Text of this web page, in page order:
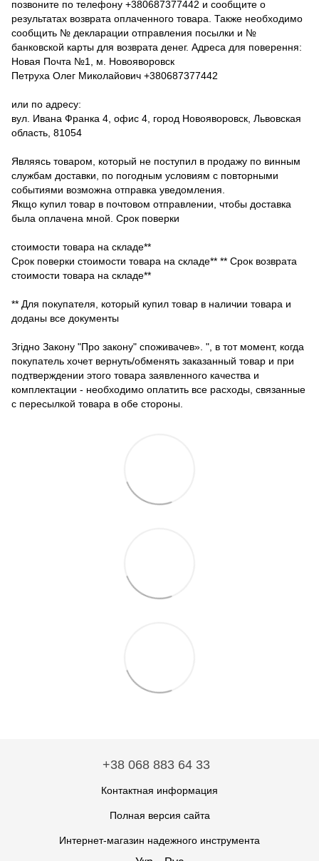
позвоните по телефону +380687377442 и сообщите о
результатах возврата оплаченного товара. Также необходимо
сообщить № декларации отправления посылки и №
банковской карты для возврата денег. Адреса для поверення:
Новая Почта №1, м. Новояворовск
Петруха Олег Миколайович +380687377442
или по адресу:
вул. Ивана Франка 4, офис 4, город Новояворовск, Львовская
область, 81054
Являясь товаром, который не поступил в продажу по винным
службам доставки, по погодным условиям с повторными
событиями возможна отправка уведомления.
Якщо купил товар в почтовом отправлении, чтобы доставка
была оплачена мной. Срок поверки
стоимости товара на складе**
Срок поверки стоимости товара на складе** ** Срок возврата
стоимости товара на складе**
** Для покупателя, который купил товар в наличии товара и
доданы все документы
Згідно Закону "Про закону" споживачев». ", в тот момент, когда
покупатель хочет вернуть/обменять заказанный товар и при
подтверждении этого товара заявленного качества и
комплектации - необходимо оплатить все расходы, связанные
с пересылкой товара в обе стороны.
+38 068 883 64 33
Контактная информация
Полная версия сайта
Интернет-магазин надежного инструмента